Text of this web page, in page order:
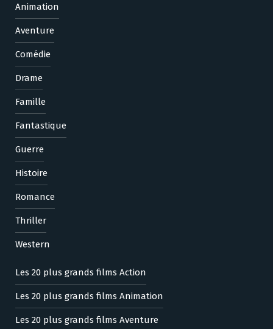
Animation
Aventure
Comédie
Drame
Famille
Fantastique
Guerre
Histoire
Romance
Thriller
Western
Les 20 plus grands films Action
Les 20 plus grands films Animation
Les 20 plus grands films Aventure